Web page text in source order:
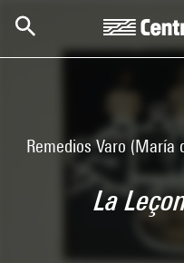
Remedios Varo (María
La